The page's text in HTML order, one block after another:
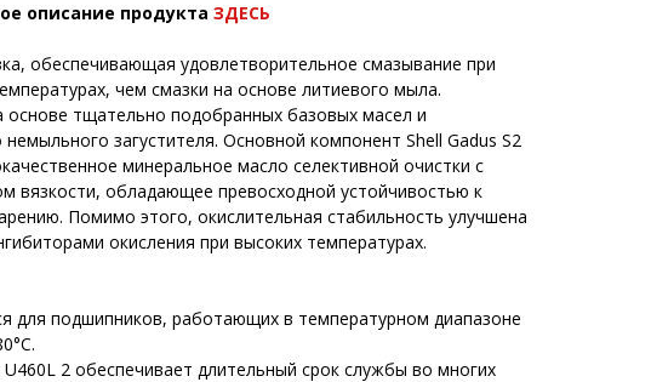
описание продукта ЗДЕСЬ
обеспечивающая удовлетворительное смазывание при
чем смазки на основе литиевого мыла.
основе тщательно подобранных базовых масел и
немыльного загустителя. Основной компонент Shell Gadus S2
минеральное масло селективной очистки с
вязкости, обладающее превосходной устойчивостью к
Помимо этого, окислительная стабильность улучшена
окисления при высоких температурах.
для подшипников, работающих в температурном диапазоне
U460L 2 обеспечивает длительный срок службы во многих